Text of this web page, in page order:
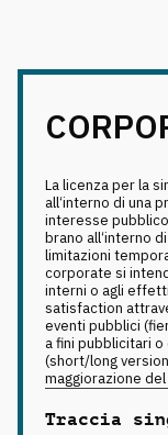
La licenza per la
all‘interno di una
interesse
brano all‘interno
limitazioni
corporate si
interni o agli
satisfaction
eventi pubblici
a fini pubblicitari
(short/long
maggiorazione
Traccia